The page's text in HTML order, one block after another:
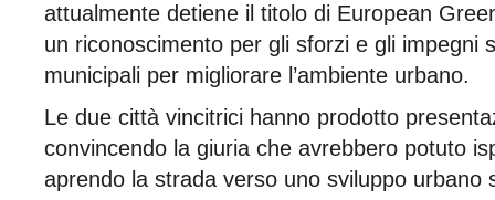
attualmente detiene il titolo di European
un riconoscimento per gli sforzi e gli impegni
municipali per migliorare l’ambiente urbano.
Le due città vincitrici hanno prodotto
convincendo la giuria che avrebbero potuto
aprendo la strada verso uno sviluppo urbano